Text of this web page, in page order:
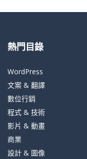
熱門目錄
WordPress
文案 & 翻譯
數位行銷
程式 & 技術
影片 & 動畫
商業
設計 & 圖像